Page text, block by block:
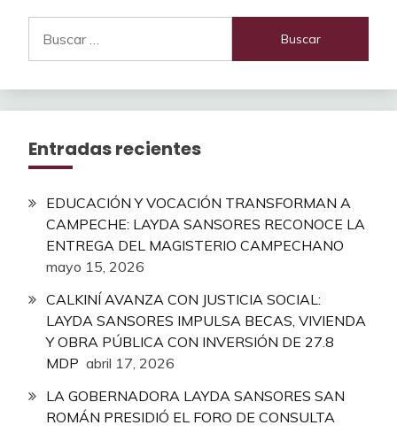
Entradas recientes
EDUCACIÓN Y VOCACIÓN TRANSFORMAN A
CAMPECHE: LAYDA SANSORES RECONOCE LA
ENTREGA DEL MAGISTERIO CAMPECHANO
mayo 15, 2026
CALKINÍ AVANZA CON JUSTICIA SOCIAL:
LAYDA SANSORES IMPULSA BECAS, VIVIENDA
Y OBRA PÚBLICA CON INVERSIÓN DE 27.8
MDP abril 17, 2026
LA GOBERNADORA LAYDA SANSORES SAN
ROMÁN PRESIDIÓ EL FORO DE CONSULTA